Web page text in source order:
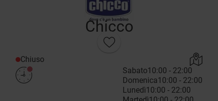
Chicco
Chiuso
Sabato10:00 - 22:00
Domenica10:00 - 22:00
Lunedì10:00 - 22:00